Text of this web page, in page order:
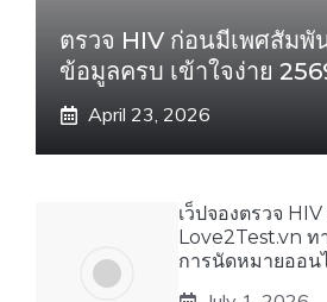
ตรวจ HIV ก่อนมีเพศสัมพั
ข้อมูลครบ เข้าใจง่าย
April 23, 2026
เว็ปจองตรวจ
Love2Test.vn ท
การนัดหมายออน